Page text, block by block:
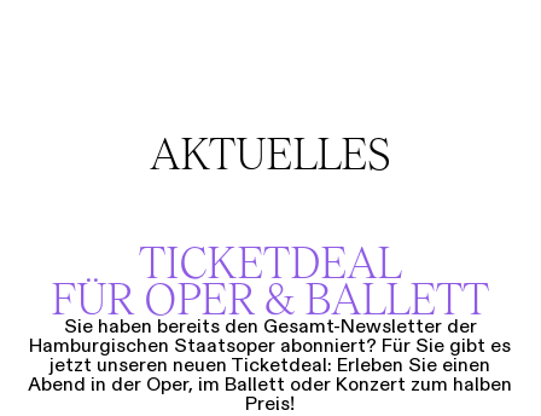
AKTUELLES
TICKETDEAL
FÜR OPER & BALLETT
Sie haben bereits den Gesamt-Newsletter der
Hamburgischen Staatsoper abonniert? Für Sie gibt es
jetzt unseren neuen Ticketdeal: Erleben Sie einen
Abend in der Oper, im Ballett oder Konzert zum halben
Preis!